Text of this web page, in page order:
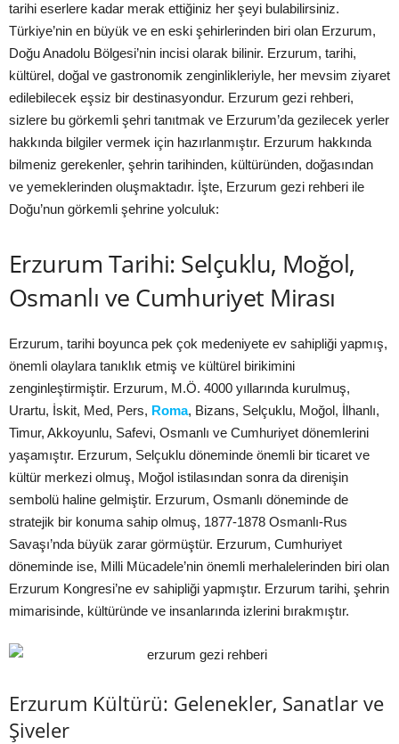
tarihi eserlere kadar merak ettiğiniz her şeyi bulabilirsiniz.
Türkiye’nin en büyük ve en eski şehirlerinden biri olan Erzurum,
Doğu Anadolu Bölgesi’nin incisi olarak bilinir. Erzurum, tarihi,
kültürel, doğal ve gastronomik zenginlikleriyle, her mevsim ziyaret
edilebilecek eşsiz bir destinasyondur. Erzurum gezi rehberi,
sizlere bu görkemli şehri tanıtmak ve Erzurum’da gezilecek yerler
hakkında bilgiler vermek için hazırlanmıştır. Erzurum hakkında
bilmeniz gerekenler, şehrin tarihinden, kültüründen, doğasından
ve yemeklerinden oluşmaktadır. İşte, Erzurum gezi rehberi ile
Doğu’nun görkemli şehrine yolculuk:
Erzurum Tarihi: Selçuklu, Moğol,
Osmanlı ve Cumhuriyet Mirası
Erzurum, tarihi boyunca pek çok medeniyete ev sahipliği yapmış,
önemli olaylara tanıklık etmiş ve kültürel birikimini
zenginleştirmiştir. Erzurum, M.Ö. 4000 yıllarında kurulmuş,
Urartu, İskit, Med, Pers, Roma, Bizans, Selçuklu, Moğol, İlhanlı,
Timur, Akkoyunlu, Safevi, Osmanlı ve Cumhuriyet dönemlerini
yaşamıştır. Erzurum, Selçuklu döneminde önemli bir ticaret ve
kültür merkezi olmuş, Moğol istilasından sonra da direnişin
sembolü haline gelmiştir. Erzurum, Osmanlı döneminde de
stratejik bir konuma sahip olmuş, 1877-1878 Osmanlı-Rus
Savaşı’nda büyük zarar görmüştür. Erzurum, Cumhuriyet
döneminde ise, Milli Mücadele’nin önemli merhalelerinden biri olan
Erzurum Kongresi’ne ev sahipliği yapmıştır. Erzurum tarihi, şehrin
mimarisinde, kültüründe ve insanlarında izlerini bırakmıştır.
Erzurum Kültürü: Gelenekler, Sanatlar ve
Şiveler